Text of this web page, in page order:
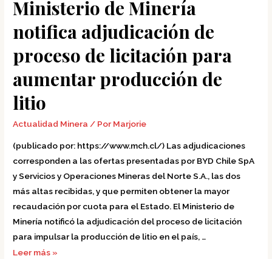
Ministerio de Minería
notifica adjudicación de
proceso de licitación para
aumentar producción de
litio
Actualidad Minera / Por Marjorie
(publicado por: https://www.mch.cl/) Las adjudicaciones
corresponden a las ofertas presentadas por BYD Chile SpA
y Servicios y Operaciones Mineras del Norte S.A., las dos
más altas recibidas, y que permiten obtener la mayor
recaudación por cuota para el Estado. El Ministerio de
Minería notificó la adjudicación del proceso de licitación
para impulsar la producción de litio en el país, …
aumentar
producción
litio
Leer más »